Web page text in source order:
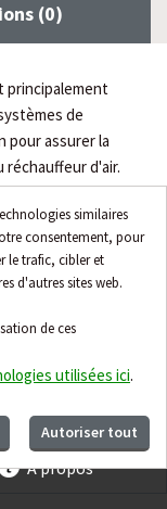
similaires
consentement, pour
le trafic, cibler et
d'autres sites web.
de ces
utilisées ici.
Autoriser tout
(0)
principalement
de
pour assurer la
réchauffeur d'air.
À propos